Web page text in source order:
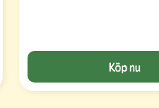
Köp nu